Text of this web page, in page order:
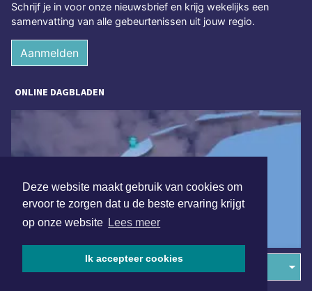
Deze website maakt gebruik van cookies om
ervoor te zorgen dat u de beste ervaring krijgt
op onze website Lees meer
Ik accepteer cookies
Schrijf je in voor onze nieuwsbrief en krijg wekelijks een
samenvatting van alle gebeurtenissen uit jouw regio.
Aanmelden
ONLINE DAGBLADEN
Overige dagbladen in de regio